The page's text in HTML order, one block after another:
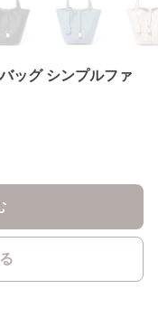
ッグ シンプルファ